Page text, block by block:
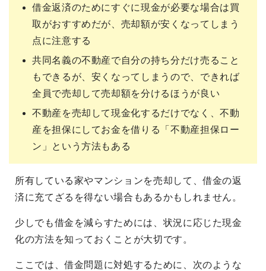
借金返済のためにすぐに現金が必要な場合は買
取がおすすめだが、売却額が安くなってしまう
点に注意する
共同名義の不動産で自分の持ち分だけ売ること
もできるが、安くなってしまうので、できれば
全員で売却して売却額を分けるほうが良い
不動産を売却して現金化するだけでなく、不動
産を担保にしてお金を借りる「不動産担保ロー
ン」という方法もある
所有している家やマンションを売却して、借金の返
済に充てざるを得ない場合もあるかもしれません。
少しでも借金を減らすためには、状況に応じた現金
化の方法を知っておくことが大切です。
ここでは、借金問題に対処するために、次のような